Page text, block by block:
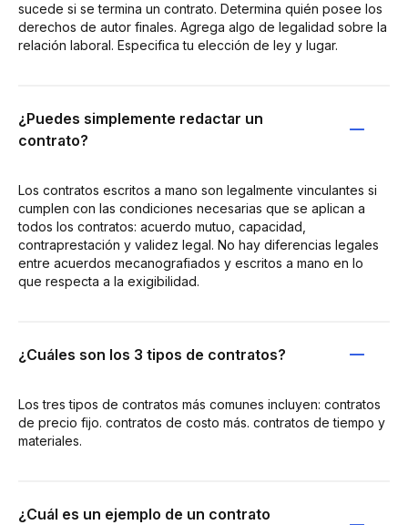
sucede si se termina un contrato. Determina quién posee los
derechos de autor finales. Agrega algo de legalidad sobre la
relación laboral. Especifica tu elección de ley y lugar.
¿Puedes simplemente redactar un
contrato?
Los contratos escritos a mano son legalmente vinculantes si
cumplen con las condiciones necesarias que se aplican a
todos los contratos: acuerdo mutuo, capacidad,
contraprestación y validez legal. No hay diferencias legales
entre acuerdos mecanografiados y escritos a mano en lo
que respecta a la exigibilidad.
¿Cuáles son los 3 tipos de contratos?
Los tres tipos de contratos más comunes incluyen: contratos
de precio fijo. contratos de costo más. contratos de tiempo y
materiales.
¿Cuál es un ejemplo de un contrato